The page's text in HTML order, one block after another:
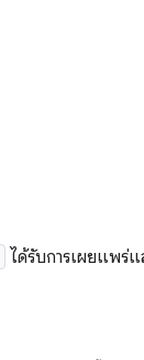
ได้รับการเผยแพร่